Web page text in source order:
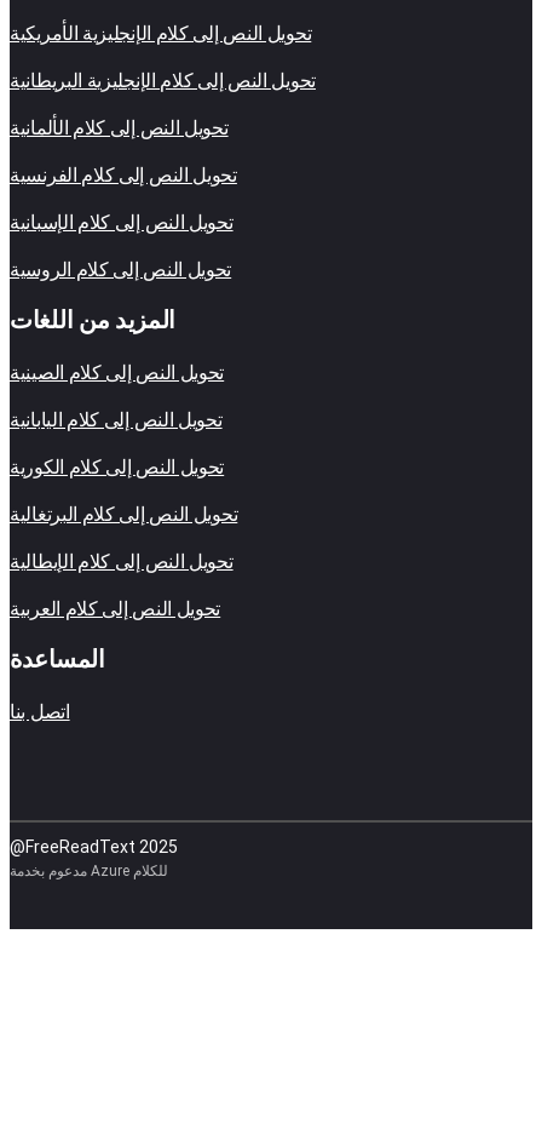
تحويل النص إلى كلام الإنجليزية الأمريكية
تحويل النص إلى كلام الإنجليزية البريطانية
تحويل النص إلى كلام الألمانية
تحويل النص إلى كلام الفرنسية
تحويل النص إلى كلام الإسبانية
تحويل النص إلى كلام الروسية
المزيد من اللغات
تحويل النص إلى كلام الصينية
تحويل النص إلى كلام اليابانية
تحويل النص إلى كلام الكورية
تحويل النص إلى كلام البرتغالية
تحويل النص إلى كلام الإيطالية
تحويل النص إلى كلام العربية
المساعدة
اتصل بنا
@FreeReadText 2025
مدعوم بخدمة Azure للكلام